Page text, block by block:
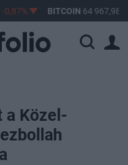
-0,87% BITCOIN 64 967,98
a Közel-